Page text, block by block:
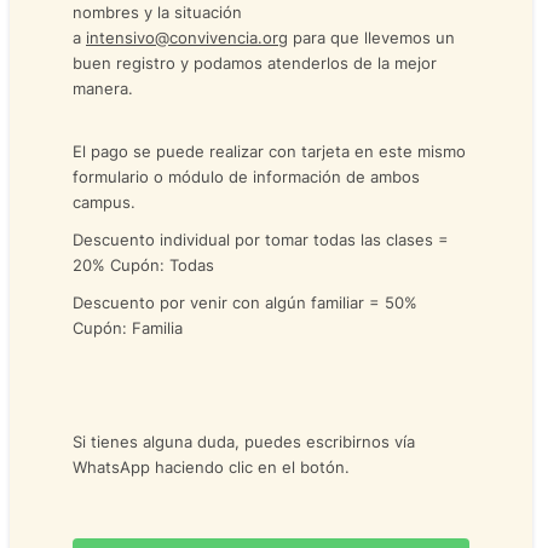
nombres y la situación
a intensivo@convivencia.org para que llevemos un
buen registro y podamos atenderlos de la mejor
manera.
El pago se puede realizar con tarjeta en este mismo
formulario o módulo de información de ambos
campus.
Descuento individual por tomar todas las clases =
20% Cupón: Todas
Descuento por venir con algún familiar = 50%
Cupón: Familia
Si tienes alguna duda, puedes escribirnos vía
WhatsApp haciendo clic en el botón.